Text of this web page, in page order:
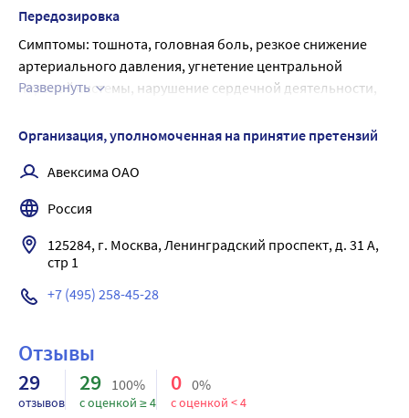
Передозировка
Симптомы: тошнота, головная боль, резкое снижение
артериального давления, угнетение центральной
нервной системы, нарушение сердечной деятельности,
Лечение: отмена препарата, симптоматическая терапия.
Развернуть
Организация, уполномоченная на принятие претензий
Авексима ОАО
Россия
125284, г. Москва, Ленинградский проспект, д. 31 А,
стр 1
+7 (495) 258-45-28
Отзывы
29
отзывов
29 100%
с оценкой ≥ 4
0 0%
с оценкой < 4